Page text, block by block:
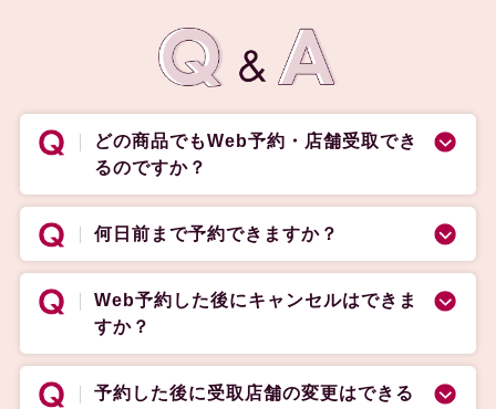
どの商品でもWeb予約・店舗受取でき
るのですか？
何日前まで予約できますか？
Web予約した後にキャンセルはできま
すか？
予約した後に受取店舗の変更はできる